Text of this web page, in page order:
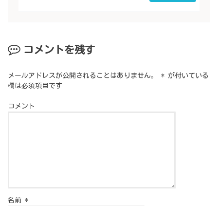
コメントを残す
メールアドレスが公開されることはありません。 * が付いている
欄は必須項目です
コメント
名前*